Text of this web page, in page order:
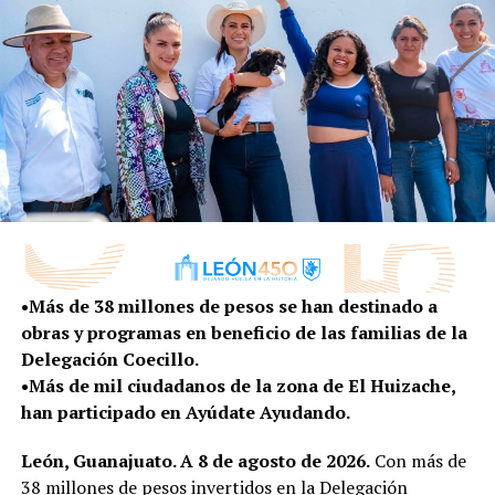
destinará una inversión de 24 millones de pesos.
El Parque Bosque la Olla tiene una extensión de 3. 5
hectáreas, y los espacios se adaptarán para que
cuente con áreas de recreación y esparcimiento
como: palapas, área de juegos infantiles, ejercitadores,
media cancha deportiva, andadores, pórtico de acceso
principal y tres accesos más, mobiliario, alumbrado led y
Al respecto el presidente de la asociación Autogestión y
Educación Comunitaria AC (AUGE), explicó que por años
los vecinos han intentado cuidar del predio e incluso
realizaron la colocación de un huerto, mismo que se
conservará para que puedan seguir cultivando.
Martínez Martínez, refirió que por años este proyecto
fue muy solicitado por los colonos de Las Joyas y por fin
•Más de 38 millones de pesos se han destinado a
obras y programas en beneficio de las familias de la
Delegación Coecillo.
•Más de mil ciudadanos de la zona de El Huizache,
han participado en Ayúdate Ayudando.
León, Guanajuato. A 8 de agosto de 2026.Con más de
38 millones de pesos invertidos en la Delegación